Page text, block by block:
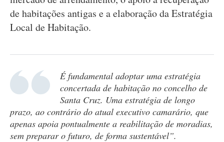
de habitações antigas e a elaboração da Estratégia
Local de Habitação.
É fundamental adoptar uma estratégia
concertada de habitação no concelho de
Santa Cruz. Uma estratégia de longo
prazo, ao contrário do atual executivo camarário, que
apenas apoia pontualmente a reabilitação de moradias,
sem preparar o futuro, de forma sustentável”.